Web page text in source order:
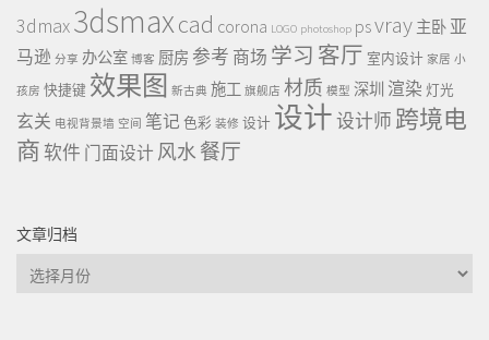
3dmax3dsmaxcad corona LOGO photoshop psvray 主卧 亚
马逊 分享 办公室 博客 厨房 参考 商场 学习 客厅 室内设计 家居 小
孩房 快捷键 效果图 新古典 施工 旗舰店 材质 模型 深圳 渲染 灯光
玄关 电视背景墙 空间 笔记 色彩 装修 设计 设计设计师 跨境电
商软件 门面设计 风水 餐厅
文章归档
文